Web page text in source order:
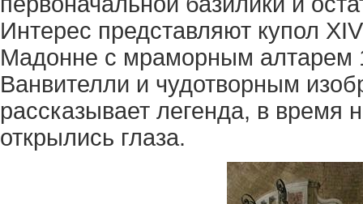
Интерес представляют купол
Мадонне с мраморным алтарем
Ванвителли и чудотворным
рассказывает легенда, в время
открылись глаза.